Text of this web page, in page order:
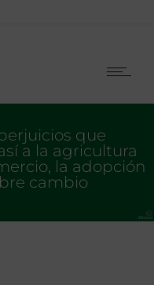
que
a la agricultura
la adopción
cambio